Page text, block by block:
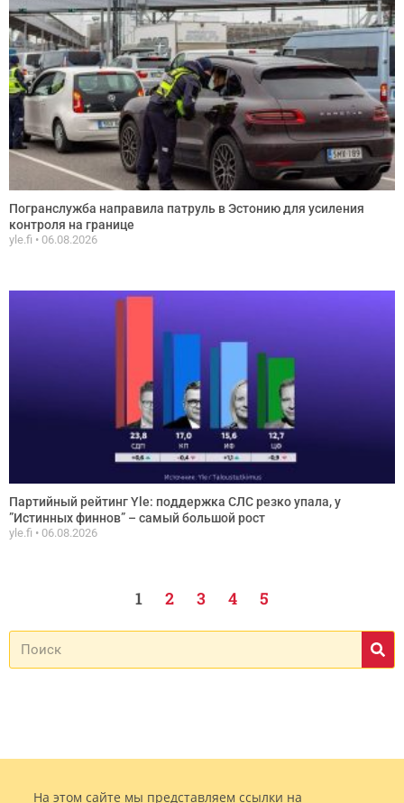
Погранслужба направила патруль в Эстонию для усиления
контроля на границе
yle.fi 06.08.2026
Партийный рейтинг Yle: поддержка СЛС резко упала, у
”Истинных финнов” – самый большой рост
yle.fi 06.08.2026
1 2 3 4 5
На этом сайте мы представляем ссылки на